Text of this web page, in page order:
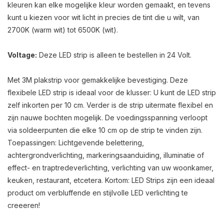
kleuren kan elke mogelijke kleur worden gemaakt, en tevens
kunt u kiezen voor wit licht in precies de tint die u wilt, van
2700K (warm wit) tot 6500K (wit).
Voltage: Deze LED strip is alleen te bestellen in 24 Volt.
Met 3M plakstrip voor gemakkelijke bevestiging. Deze
flexibele LED strip is ideaal voor de klusser: U kunt de LED strip
zelf inkorten per 10 cm. Verder is de strip uitermate flexibel en
zijn nauwe bochten mogelijk. De voedingsspanning verloopt
via soldeerpunten die elke 10 cm op de strip te vinden zijn.
Toepassingen: Lichtgevende belettering,
achtergrondverlichting, markeringsaanduiding, illuminatie of
effect- en traptredeverlichting, verlichting van uw woonkamer,
keuken, restaurant, etcetera. Kortom: LED Strips zijn een ideaal
product om verbluffende en stijlvolle LED verlichting te
creeeren!